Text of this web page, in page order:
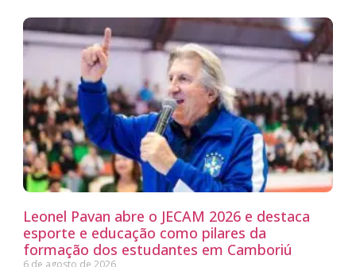
Leonel Pavan abre o JECAM 2026 e destaca
esporte e educação como pilares da
formação dos estudantes em Camboriú
6 de agosto de 2026